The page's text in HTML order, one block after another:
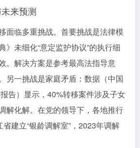
来预测
面临多重挑战。首要挑战是法律模
》未细化“意定监护协议”的执行细
。解决方案是参考最高法指导意
另一挑战是家庭矛盾：数据（中国
告）显示，40%转移案件涉及子女
解化解。在党的领导下，各地推行
省建立“银龄调解室”，2023年调解